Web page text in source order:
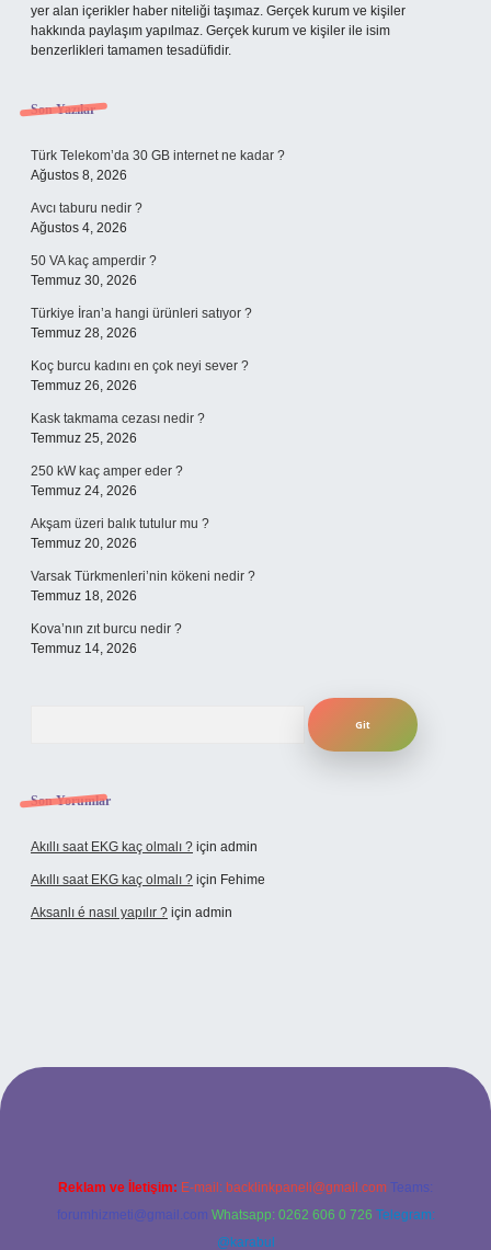
yer alan içerikler haber niteliği taşımaz. Gerçek kurum ve kişiler
hakkında paylaşım yapılmaz. Gerçek kurum ve kişiler ile isim
benzerlikleri tamamen tesadüfidir.
Son Yazılar
Türk Telekom’da 30 GB internet ne kadar ?
Ağustos 8, 2026
Avcı taburu nedir ?
Ağustos 4, 2026
50 VA kaç amperdir ?
Temmuz 30, 2026
Türkiye İran’a hangi ürünleri satıyor ?
Temmuz 28, 2026
Koç burcu kadını en çok neyi sever ?
Temmuz 26, 2026
Kask takmama cezası nedir ?
Temmuz 25, 2026
250 kW kaç amper eder ?
Temmuz 24, 2026
Akşam üzeri balık tutulur mu ?
Temmuz 20, 2026
Varsak Türkmenleri’nin kökeni nedir ?
Temmuz 18, 2026
Kova’nın zıt burcu nedir ?
Temmuz 14, 2026
Son Yorumlar
Akıllı saat EKG kaç olmalı ? için admin
Akıllı saat EKG kaç olmalı ? için Fehime
Aksanlı é nasıl yapılır ? için admin
Reklam ve İletişim: E-mail: backlinkpaneli@gmail.com Teams:
forumhizmeti@gmail.com Whatsapp: 0262 606 0 726 Telegram:
@karabul